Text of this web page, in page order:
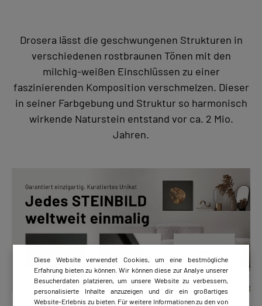
Drosera lässt die geschwungenen Strukturen in
verschiedenen rostbraunen Tönen mit den
milchig-weißen Einschlüssen zu einer
faszinierenden Komposition verschmelzen. Dieser
in seiner Farbgebung und Struktur so harmonisch
wirkende Naturstein entstand vor ca. 2 Mio.
Jahren.
Diese Website verwendet Cookies, um eine bestmögliche
Erfahrung bieten zu können. Wir können diese zur Analye unserer
Besucherdaten platzieren, um unsere Website zu verbessern,
personalisierte Inhalte anzuzeigen und dir ein großartiges
Website-Erlebnis zu bieten. Für weitere Informationen zu den von